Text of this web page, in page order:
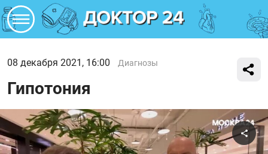
08 декабря 2021, 16:00 Диагнозы
Гипотония